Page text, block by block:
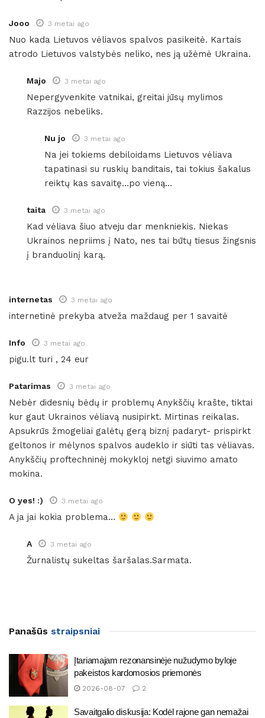
Jooo 3 metai ago
Nuo kada Lietuvos vėliavos spalvos pasikeitė. Kartais
atrodo Lietuvos valstybės neliko, nes ją užėmė Ukraina.
Majo 3 metai ago
Nepergyvenkite vatnikai, greitai jūsų mylimos
Razzijos nebeliks.
Nu jo 3 metai ago
Na jei tokiems debiloidams Lietuvos vėliava
tapatinasi su ruskių banditais, tai tokius šakalus
reiktų kas savaitę…po vieną…
taita 3 metai ago
Kad vėliava šiuo atveju dar menkniekis. Niekas
Ukrainos nepriims į Nato, nes tai būtų tiesus žingsnis
į branduolinį karą.
internetas 3 metai ago
internetinė prekyba atveža maždaug per 1 savaitė
Info 3 metai ago
pigu.lt turi , 24 eur
Patarimas 3 metai ago
Nebėr didesnių bėdų ir problemų Anykščių krašte, tiktai
kur gaut Ukrainos vėliavą nusipirkt. Mirtinas reikalas.
Apsukrūs žmogeliai galėtų gerą biznį padaryt- prispirkt
geltonos ir mėlynos spalvos audeklo ir siūti tas vėliavas.
Anykščių proftechninėj mokykloj netgi siuvimo amato
mokina.
O yes! :) 3 metai ago
A ja jai kokia problema…
A 3 metai ago
Žurnalistų sukeltas šaršalas.Sarmata.
Panašūs straipsniai
Įtariamajam rezonansinėje nužudymo byloje
pakeistos kardomosios priemonės
2026-08-07 2
Savaitgalio diskusija: Kodėl rajone gan nemažai